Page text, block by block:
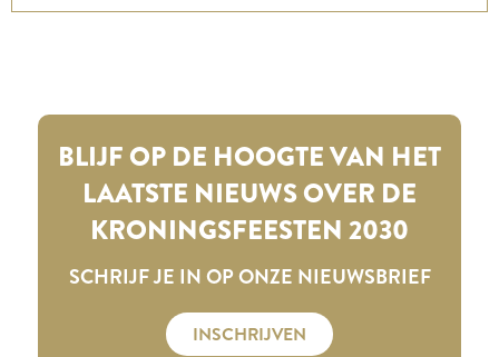
BLIJF OP DE HOOGTE VAN HET
LAATSTE NIEUWS OVER DE
KRONINGSFEESTEN 2030
SCHRIJF JE IN OP ONZE NIEUWSBRIEF
INSCHRIJVEN